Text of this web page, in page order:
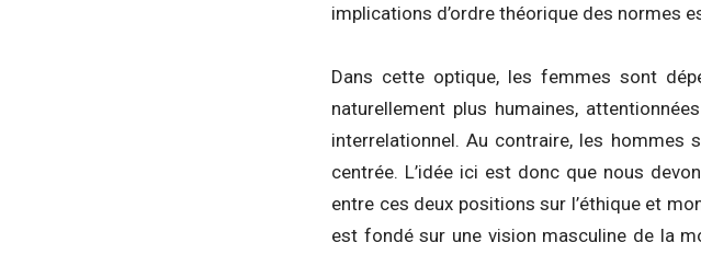
implications d’ordre théorique des normes
Dans cette optique, les femmes sont
naturellement plus humaines,
interrelationnel. Au contraire, les hommes
centrée. L’idée ici est donc que nous
entre ces deux positions sur l’éthique et
est fondé sur une vision masculine de la